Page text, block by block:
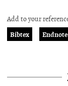
Add to your
Bibtex
Endnote